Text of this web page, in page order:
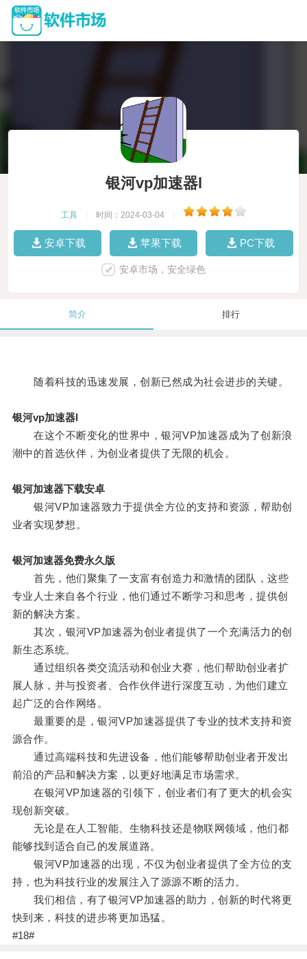
银河vp加速器l
工具 时间：2024-03-04
安卓下载 苹果下载 PC下载
安卓市场，安全绿色
简介 排行
随着科技的迅速发展，创新已然成为社会进步的关键。
银河vp加速器l
在这个不断变化的世界中，银河VP加速器成为了创新浪
潮中的首选伙伴，为创业者提供了无限的机会。
银河加速器下载安卓
银河VP加速器致力于提供全方位的支持和资源，帮助创
业者实现梦想。
银河加速器免费永久版
首先，他们聚集了一支富有创造力和激情的团队，这些
专业人士来自各个行业，他们通过不断学习和思考，提供创
新的解决方案。
其次，银河VP加速器为创业者提供了一个充满活力的创
新生态系统。
通过组织各类交流活动和创业大赛，他们帮助创业者扩
展人脉，并与投资者、合作伙伴进行深度互动，为他们建立
起广泛的合作网络。
最重要的是，银河VP加速器提供了专业的技术支持和资
源合作。
通过高端科技和先进设备，他们能够帮助创业者开发出
前沿的产品和解决方案，以更好地满足市场需求。
在银河VP加速器的引领下，创业者们有了更大的机会实
现创新突破。
无论是在人工智能、生物科技还是物联网领域，他们都
能够找到适合自己的发展道路。
银河VP加速器的出现，不仅为创业者提供了全方位的支
持，也为科技行业的发展注入了源源不断的活力。
我们相信，有了银河VP加速器的助力，创新的时代将更
快到来，科技的进步将更加迅猛。
#18#